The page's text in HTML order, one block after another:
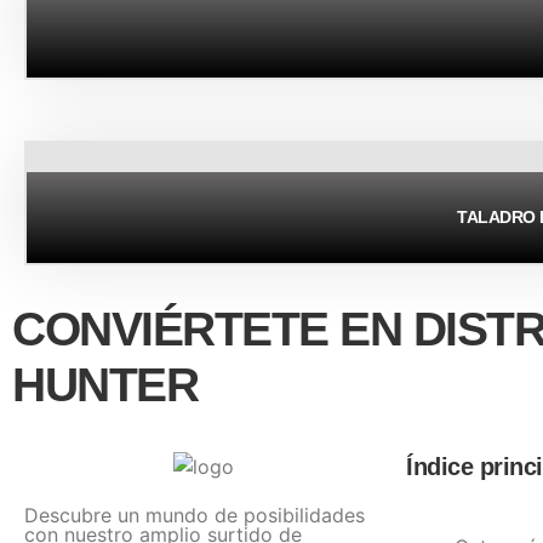
TALADRO
CONVIÉRTETE EN
HUNTER
Descubre un mundo de posibilidades
con nuestro amplio surtido de
Índice